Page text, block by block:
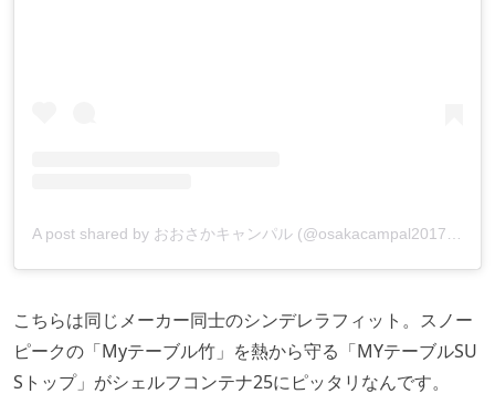
こちらは同じメーカー同士のシンデレラフィット。スノー
ピークの「Myテーブル竹」を熱から守る「MYテーブルSU
Sトップ」がシェルフコンテナ25にピッタリなんです。